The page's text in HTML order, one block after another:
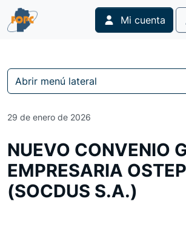
Skip to content
Skip to footer
Mi cuenta
29 de enero de 2026
NUEVO CONVENIO
EMPRESARIA OSTEP
(SOCDUS S.A.)
Abrir menú lateral